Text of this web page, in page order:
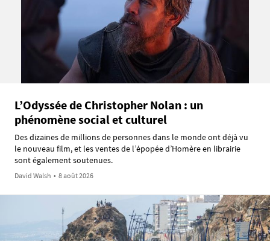
L’Odyssée de Christopher Nolan : un
phénomène social et culturel
Des dizaines de millions de personnes dans le monde ont déjà vu
le nouveau film, et les ventes de l’épopée d’Homère en librairie
sont également soutenues.
David Walsh • 8 août 2026